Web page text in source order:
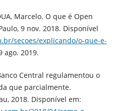
Marcelo. O que é Open
9 nov. 2018. Disponível
secoes/explicando/o-que-e-
ago. 2019.
Central regulamentou o
que parcialmente.
2018. Disponível em: